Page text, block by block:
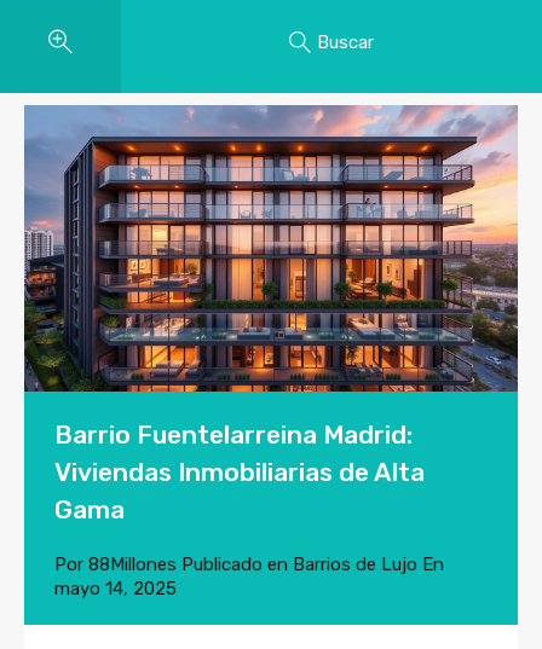
Buscar
Barrio Fuentelarreina Madrid:
Viviendas Inmobiliarias de Alta
Gama
Por 88Millones Publicado en Barrios de Lujo En
mayo 14, 2025